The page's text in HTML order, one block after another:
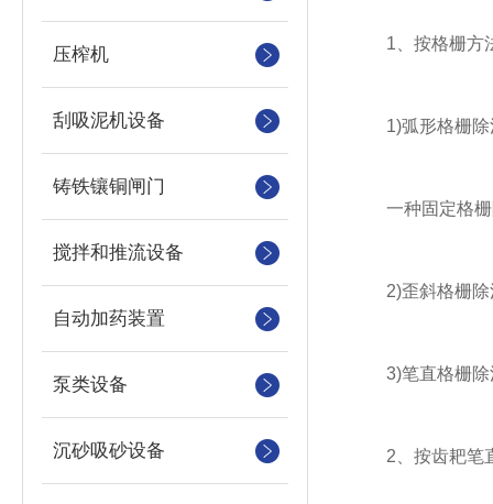
压榨机
刮吸泥机设备
铸铁镶铜闸门
搅拌和推流设备
自动加药装置
泵类设备
沉砂吸砂设备
1、按格栅方
1)弧形格栅除
一种固定格栅除
2)歪斜格栅除
3)笔直格栅除
2、按齿耙笔